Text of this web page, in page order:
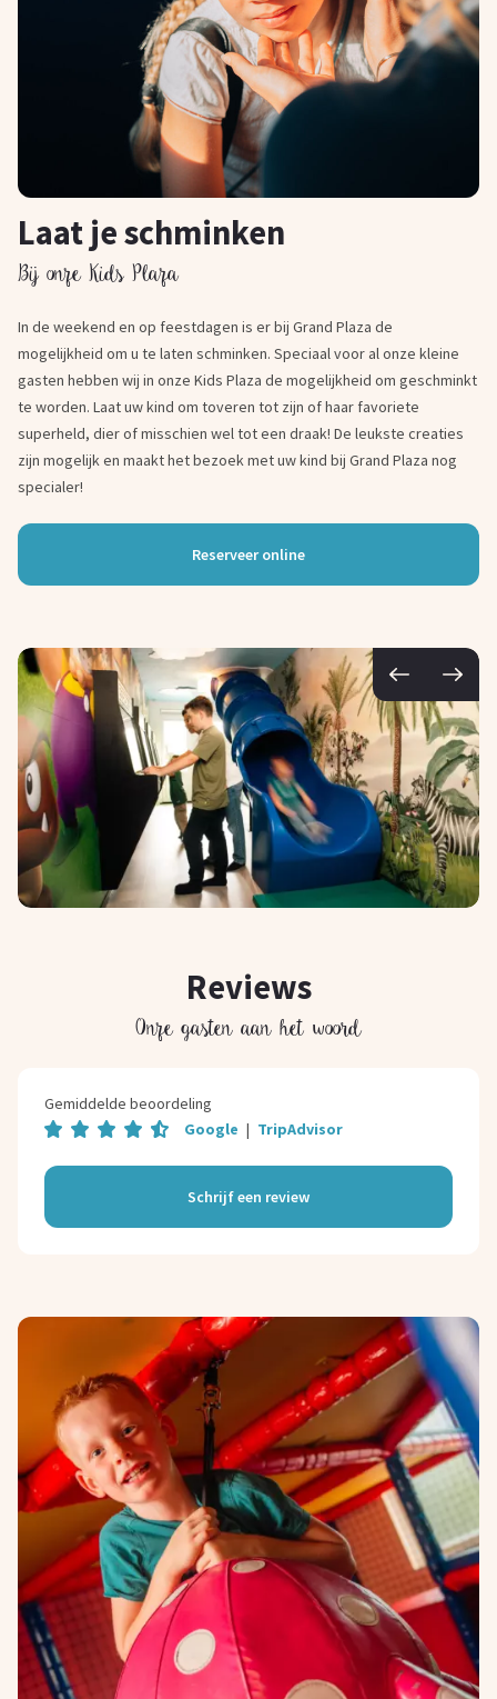
Laat je schminken
Bij onze Kids Plaza
In de weekend en op feestdagen is er bij Grand Plaza de
mogelijkheid om u te laten schminken. Speciaal voor al onze kleine
gasten hebben wij in onze Kids Plaza de mogelijkheid om geschminkt
te worden. Laat uw kind om toveren tot zijn of haar favoriete
superheld, dier of misschien wel tot een draak! De leukste creaties
zijn mogelijk en maakt het bezoek met uw kind bij Grand Plaza nog
specialer!
Reserveer online
Reviews
Onze gasten aan het woord
Gemiddelde beoordeling
Google | TripAdvisor
Schrijf een review